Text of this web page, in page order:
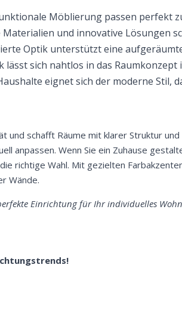
Möblierung passen perfekt
und innovative Lösungen
Optik unterstützt eine
lässt sich nahtlos in das
eignet sich der moderne Stil,
und schafft Räume mit klarer Struktur
anpassen. Wenn Sie ein Zuhause
richtige Wahl. Mit gezielten
Wände.
Einrichtung für Ihr individuelles